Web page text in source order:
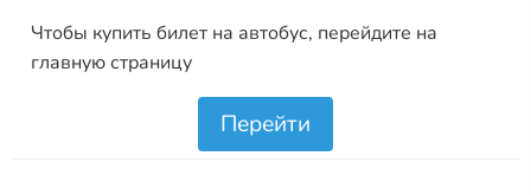
Чтобы купить билет на автобус, перейдите на
главную страницу
Перейти